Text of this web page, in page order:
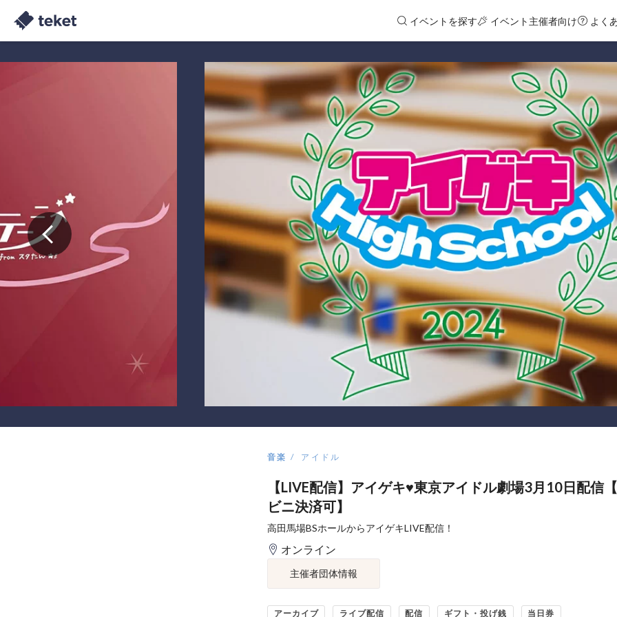
イベントを探す イベント主催者向け よく
音楽 アイドル
【LIVE配信】アイゲキ♥東京アイドル劇場3月10日配信
ビニ決済可】
高田馬場BSホールからアイゲキLIVE配信！
オンライン
主催者団体情報
アーカイブ ライブ配信 配信 ギフト・投げ銭 当日券